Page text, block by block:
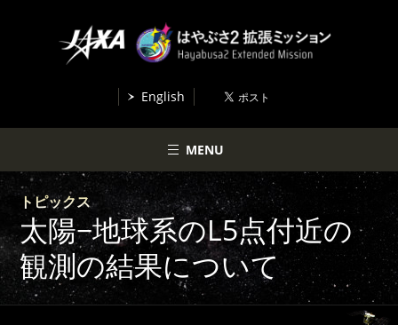
English
MENU
トピックス
太陽−地球系のL5点付近の
観測の結果について